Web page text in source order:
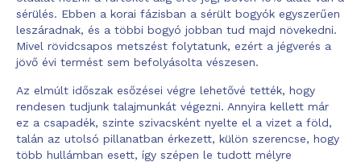
sérülés. Ebben a korai fázisban a sérült bogyók egyszerűen
leszáradnak, és a többi bogyó jobban tud majd növekedni.
Mivel rövidcsapos metszést folytatunk, ezért a jégverés a
jövő évi termést sem befolyásolta vészesen.
Az elmúlt időszak esőzései végre lehetővé tették, hogy
rendesen tudjunk talajmunkát végezni. Annyira kellett már
ez a csapadék, szinte szivacsként nyelte el a vizet a föld,
talán az utolsó pillanatban érkezett, külön szerencse, hogy
több hullámban esett, így szépen le tudott mélyre